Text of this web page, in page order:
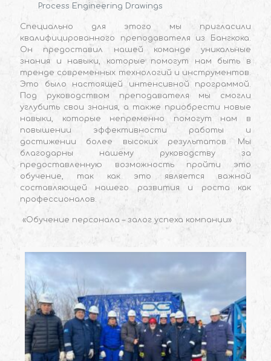
Process Engineering Drawings
Специально для этого мы пригласили
квалифицированного преподавателя из Бангкока.
Он предоставил нашей команде уникальные
знания и навыки, которые помогут нам быть в
тренде современных технологий и инструментов.
Это было настоящей интенсивной программой.
Под руководством преподавателя мы смогли
углубить свои знания, а также приобрести новые
навыки, которые непременно помогут нам в
повышении эффективности работы и
достижении более высоких результатов. Мы
благодарны нашему руководству за
предоставленную возможность пройти это
обучение, так как это является важной
составляющей нашего развития и роста как
профессионалов.
«Обучение персонала – залог успеха компании»